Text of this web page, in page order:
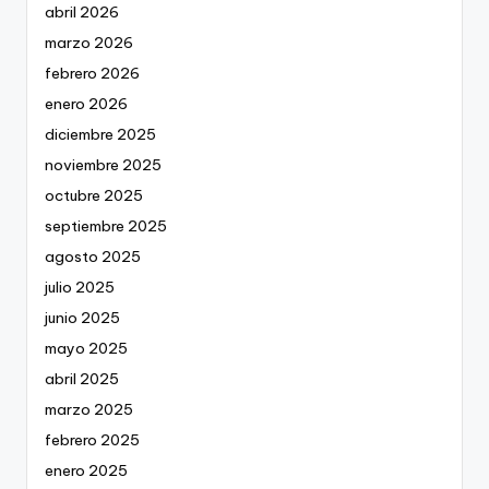
abril 2026
marzo 2026
febrero 2026
enero 2026
diciembre 2025
noviembre 2025
octubre 2025
septiembre 2025
agosto 2025
julio 2025
junio 2025
mayo 2025
abril 2025
marzo 2025
febrero 2025
enero 2025